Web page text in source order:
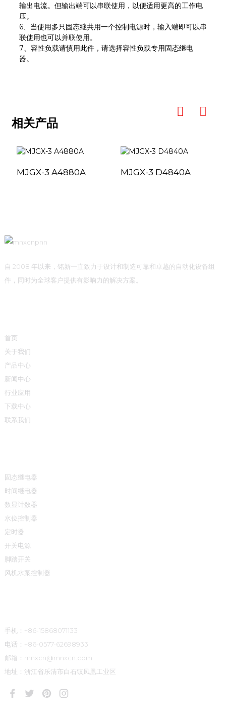
输出电流。但输出端可以串联使用，以便适用更高的工作电
压。
6、当使用多只固态继共用一个控制电源时，输入端即可以串
联使用也可以并联使用。
7、容性负载请慎用此件，请选择容性负载专用固态继电
器。
相关产品
MJGX-3 A4880A MJGX-3 D4840A
自 2008 年以来，铭新一直致力于设计和制造可靠和卓越的自动化设备组
件，同时为全球客户提供有影响力的解决方案。
首页
关于我们
产品中心
新闻中心
行业应用
下载中心
联系我们
固态继电器
时间继电器
数显计数器
水位控制器
定时器
开关电源
脚踏开关
风机水泵控制器
手机：+86-15868071133
电话：+86-0577-62698933
邮箱：mnxcn@mnxcn.com
地址：浙江省乐清市白石镇凤凰工业区